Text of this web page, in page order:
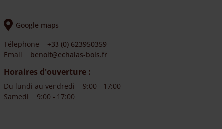
Google maps
Télephone
+33 (0) 623950359
Email
benoit@echalas-bois.fr
Horaires d'ouverture :
Du lundi au vendredi
9:00 - 17:00
Samedi
9:00 - 17:00